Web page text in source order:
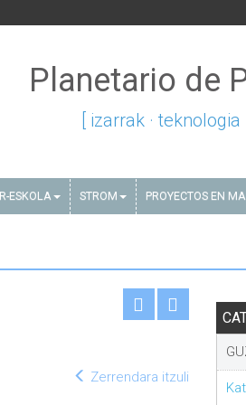
Planetario de
[ izarrak · teknologia
ESKOLA STROM PROYECTOS EN
Zerrendara itzuli